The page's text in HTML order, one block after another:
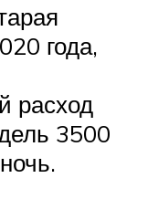
года,
расход
3500